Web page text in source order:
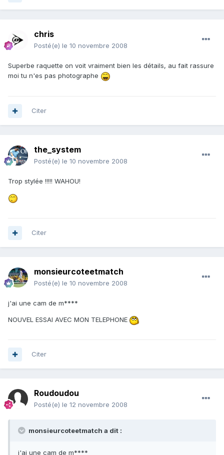
chris
Posté(e) le 10 novembre 2008
Superbe raquette on voit vraiment bien les détails, au fait rassure
moi tu n'es pas photographe
Citer
the_system
Posté(e) le 10 novembre 2008
Trop stylée !!!!! WAHOU!
Citer
monsieurcoteetmatch
Posté(e) le 10 novembre 2008
j'ai une cam de m****
NOUVEL ESSAI AVEC MON TELEPHONE
Citer
Roudoudou
Posté(e) le 12 novembre 2008
monsieurcoteetmatch a dit :
j'ai une cam de m****